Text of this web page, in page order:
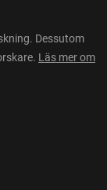
Dessutom
Läs mer om